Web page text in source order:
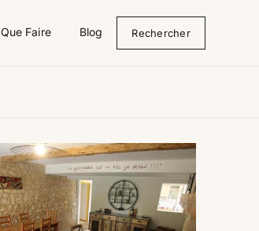
Que Faire Blog Rechercher